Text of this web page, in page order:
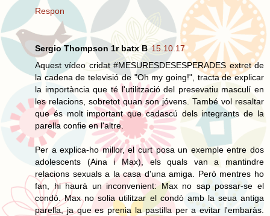
Respon
Sergio Thompson 1r batx B 15.10.17
Aquest vídeo cridat #MESURESDESESPERADES extret de
la cadena de televisió de "Oh my going!", tracta de explicar
la importància que té l'utilització del presevatiu masculí en
les relacions, sobretot quan son jóvens. També vol resaltar
que és molt important que cadascú dels integrants de la
parella confie en l'altre.
Per a explica-ho millor, el curt posa un exemple entre dos
adolescents (Aina i Max), els quals van a mantindre
relacions sexuals a la casa d'una amiga. Però mentres ho
fan, hi haurà un inconvenient: Max no sap possar-se el
condó. Max no solia utilitzar el condò amb la seua antiga
parella, ja que es prenia la pastilla per a evitar l'embaràs.